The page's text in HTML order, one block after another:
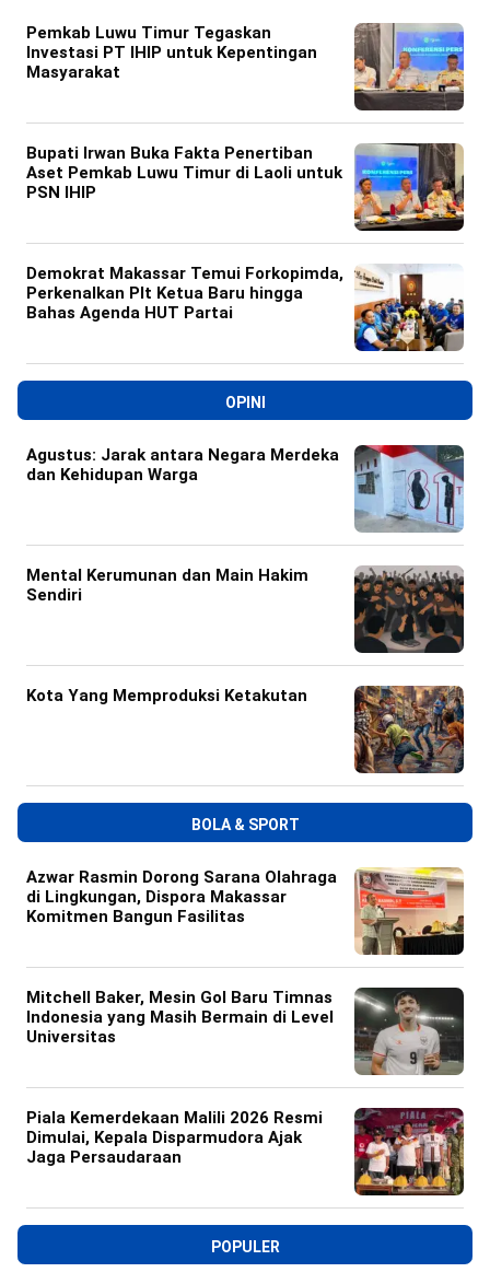
Pemkab Luwu Timur Tegaskan
Investasi PT IHIP untuk Kepentingan
Masyarakat
Bupati Irwan Buka Fakta Penertiban
Aset Pemkab Luwu Timur di Laoli untuk
PSN IHIP
Demokrat Makassar Temui Forkopimda,
Perkenalkan Plt Ketua Baru hingga
Bahas Agenda HUT Partai
OPINI
Agustus: Jarak antara Negara Merdeka
dan Kehidupan Warga
Mental Kerumunan dan Main Hakim
Sendiri
Kota Yang Memproduksi Ketakutan
BOLA & SPORT
Azwar Rasmin Dorong Sarana Olahraga
di Lingkungan, Dispora Makassar
Komitmen Bangun Fasilitas
Mitchell Baker, Mesin Gol Baru Timnas
Indonesia yang Masih Bermain di Level
Universitas
Piala Kemerdekaan Malili 2026 Resmi
Dimulai, Kepala Disparmudora Ajak
Jaga Persaudaraan
POPULER